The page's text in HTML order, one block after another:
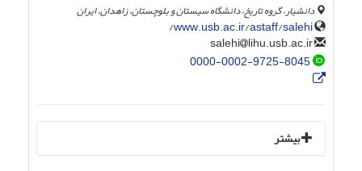
دانشیار، گروه تاریخ، دانشگاه سیستان و بلوچستان، زاهدان، ایران
www.usb.ac.ir/astaff/salehi/
lihu.usb.ac.ir
0000-0002-9725-8045
بیشتر